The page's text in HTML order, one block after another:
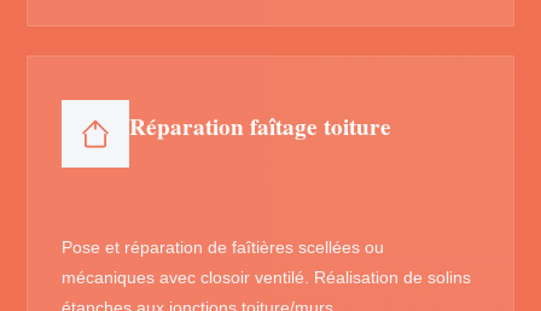
Réparation faîtage toiture
Pose et réparation de faîtières scellées ou
mécaniques avec closoir ventilé. Réalisation de solins